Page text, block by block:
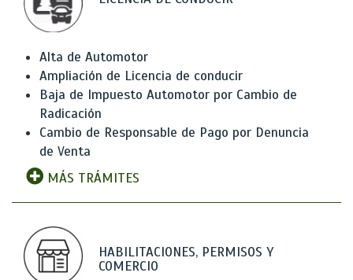
Alta de Automotor
Ampliación de Licencia de conducir
Baja de Impuesto Automotor por Cambio de
Radicación
Cambio de Responsable de Pago por Denuncia
de Venta
MÁS TRÁMITES
HABILITACIONES, PERMISOS Y
COMERCIO